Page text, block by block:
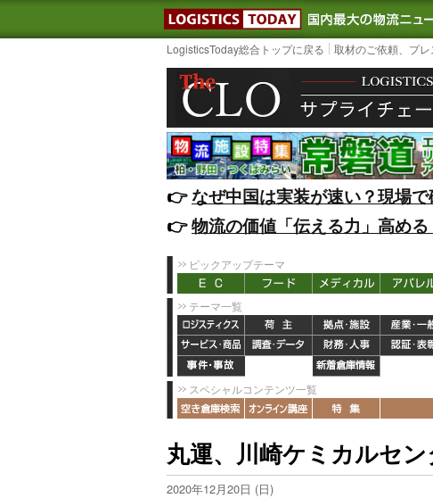
LOGISTICS
LogisticsToday総合トップに戻る 取材のご依頼、プ
👉️なぜ中国は実装が速い？現場
👉️物流の価値「伝える力」高め
ピックアップテーマ
テーマ一覧
スペシャルコンテンツ一覧
丸運、川崎ケミカルセ
2020年12月20日 (日)